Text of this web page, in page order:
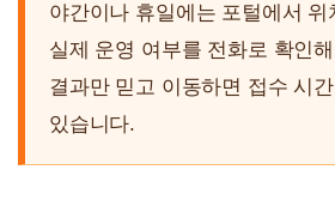
야간이나 휴일에는 포털에서 위
실제 운영 여부를 전화로 확인
결과만 믿고 이동하면 접수 시
있습니다.